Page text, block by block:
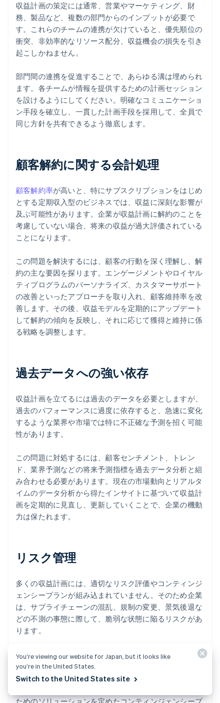
収益計画の策定には通常、営業やマーケティング、財
務、製品など、複数の部門からのインプットが必要で
す。これらのチームの連携が欠けていると、優先順位の
衝突、非効率的なリソース配分、収益機会の損失を引き
起こしかねません。
部門間の連携を促進することで、あらゆる溝は埋められ
ます。各チームが情報を提供するための計画セッション
を設けるようにしてください。明確なコミュニケーショ
ン手段を確立し、一貫した計画手段を採用して、全員で
同じ方針を共有できるよう徹底します。
顧客解約に関する会計処理
顧客解約率が高いと、特にサブスクリプションをはじめ
とする定期収入型のビジネスでは、収益に深刻な影響が
及ぶ可能性があります。企業が収益計画に解約のことを
考慮していない場合、将来の収益が過大評価されている
ことになります。
この問題を解決するには、顧客の行動を深く理解し、解
約の主な要因を探ります。エンゲージメントやロイヤル
ティプログラムのパーソナライズ、カスタマーサポート
の改善といったアプローチを取り入れ、顧客維持率を改
善します。その後、収益モデルを定期的にアップデート
して解約の傾向を反映し、それに応じて獲得と維持に係
る戦略を調整します。
過去データへの強い依存
収益計画を立てるには過去のデータを必要としますが、
過去のパフォーマンスに過度に依存すると、急速に変化
するような業界や市場では特に不正確な予測を招く可能
性があります。
この問題に対処するには、顧客センチメント、トレン
ド、業界予測などの将来予測指標を過去データ分析と組
み合わせる必要があります。現在の市場動向とリアルタ
イムのデータ分析から得たインサイトに基づいて収益計
画を定期的に見直し、更新していくことで、企業の機動
力は保たれます。
リスク管理
多くの収益計画には、適切なリスク評価やコンティンジ
ェンシープランが組み込まれていません。そのため企業
は、サプライチェーンの混乱、規制の変更、景気後退な
どの不測の事態に際して、脆弱な状態に陥るリスクがあ
ります。
リスク管理を収益計画のプロセスに組み入れることで、
収益に影響を与える潜在的リスクを特定することは可能
です。具体的には、代替サプライヤー、柔軟な価格設定
You’re viewing our website for Japan, but it looks like
you’re in the United States.
Switch to the United States site